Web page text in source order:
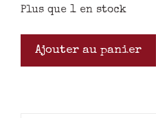
Plus que 1 en stock
Ajouter au panier